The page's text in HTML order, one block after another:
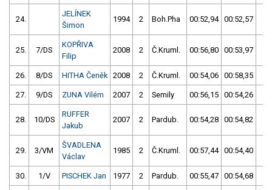
24.
JELÍNEK
Šimon
1994 2 Boh.Pha 00:52,94 00:52,57
25. 7/DS
KOPŘIVA
Filip
2008 2 Č.Kruml. 00:56,80 00:53,97
26. 8/DS HITHA Čeněk 2008 2 Č.Kruml. 00:54,06 00:58,35
27. 9/DS ZUNA Vilém 2007 2 Semily 00:56,15 00:54,26
28. 10/DS
RUFFER
Jakub
2007 2 Pardub. 00:54,28 00:54,82
29. 3/VM
ŠVADLENA
Václav
1985 2 Č.Kruml. 00:57,44 00:54,40
30. 1/V PISCHEK Jan 1977 2 Pardub. 00:55,47 00:54,68